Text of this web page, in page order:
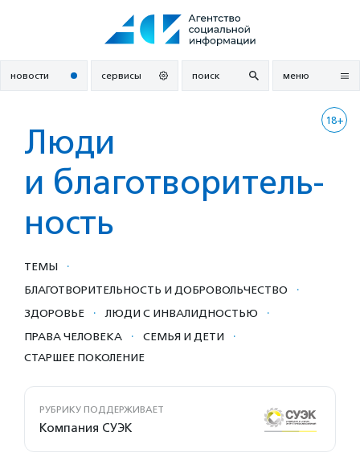
новости сервисы поиск меню
18+
Люди
и благотвори­тель­
ность
ТЕМЫ ·
БЛАГОТВОРИ­ТЕЛЬ­НОСТЬ И ДОБРОВОЛЬ­ЧЕСТ­ВО ·
ЗДОРОВЬЕ · ЛЮДИ С ИНВАЛИДНОСТЬЮ ·
ПРАВА ЧЕЛОВЕКА · СЕМЬЯ И ДЕТИ ·
СТАРШЕЕ ПОКОЛЕНИЕ
РУБРИКУ ПОДДЕРЖИВАЕТ
Компания СУЭК